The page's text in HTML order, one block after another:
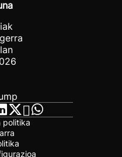
politika